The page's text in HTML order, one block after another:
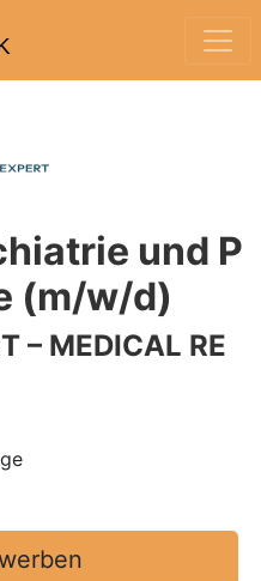
und P
(m/w/d)
– MEDICAL RE